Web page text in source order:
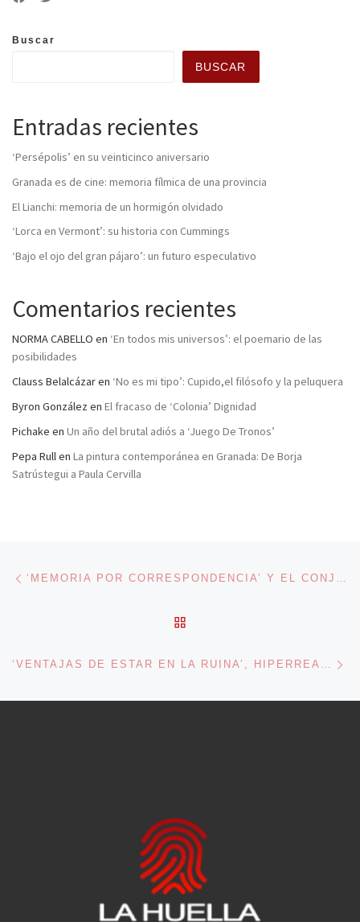
Buscar
BUSCAR
Entradas recientes
‘Persépolis’ en su veinticinco aniversario
Granada es de cine: memoria fílmica de una provincia
El Lianchi: memoria de un hormigón olvidado
‘Lorca en Vermont’: su historia con Cummings
‘Bajo el ojo del gran pájaro’: un futuro especulativo
Comentarios recientes
NORMA CABELLO en ‘En todos mis universos’: el poemario de las
posibilidades
Clauss Belalcázaren ‘No es mi tipo’: Cupido,el filósofo y la peluquera
Byron González en El fracaso de ‘Colonia’ Dignidad
Pichake en Un año del brutal adiós a ‘Juego De Tronos’
Pepa Rullen La pintura contemporánea en Granada: De Borja
Satrústegui a Paula Cervilla
Navegación de entradas ‘MEMORIA POR CORRESPONDENCIA’ Y EL CONJURO DE DICKENS